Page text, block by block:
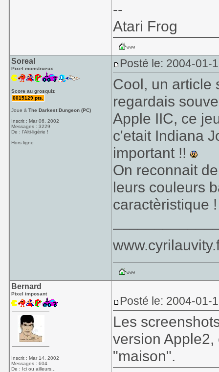
--
Atari Frog
Soreal
Pixel monstrueux
Score au grosquiz
0015129 pts.
Joue àThe Darkest Dungeon (PC)
Inscrit : Mar 06, 2002
Messages : 3229
De : l'Alti-ligérie !
Hors ligne
Posté le: 2004-01-
Cool, un article
regardais
Apple IIC, ce
c'etait Indiana
important !!
On reconnait
leurs couleurs
caractèristique
Bernard
Pixel imposant
Inscrit : Mar 14, 2002
Messages : 604
De : Ici ou ailleurs...
Posté le: 2004-01-
Les
version
"maison".